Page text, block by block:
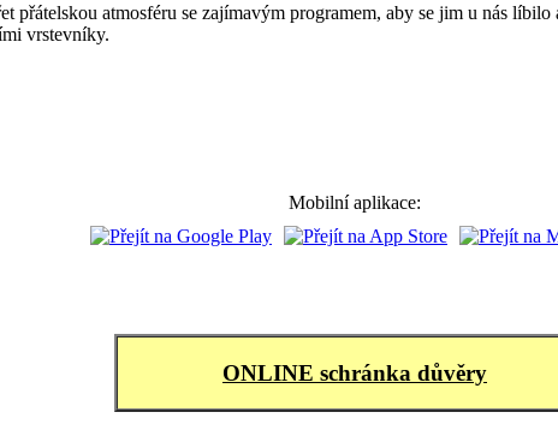
přátelskou atmosféru se zajímavým programem, aby se jim u nás
vrstevníky.
Mobilní aplikace:
ONLINE schránka důvěry